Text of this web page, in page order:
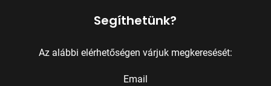
Segíthetünk?
Az alábbi elérhetőségen várjuk megkeresését:
Email